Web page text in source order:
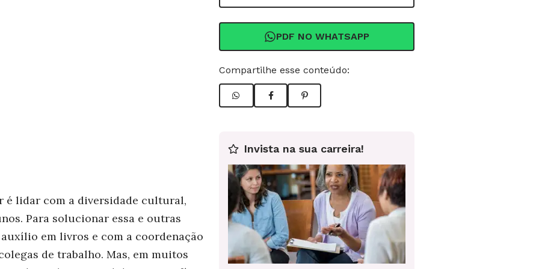
PDF NO WHATSAPP
Compartilhe esse conteúdo:
é lidar com a diversidade cultural,
Para solucionar essa e outras
em livros e com a coordenação
de trabalho. Mas, em muitos
Invista na sua carreira!